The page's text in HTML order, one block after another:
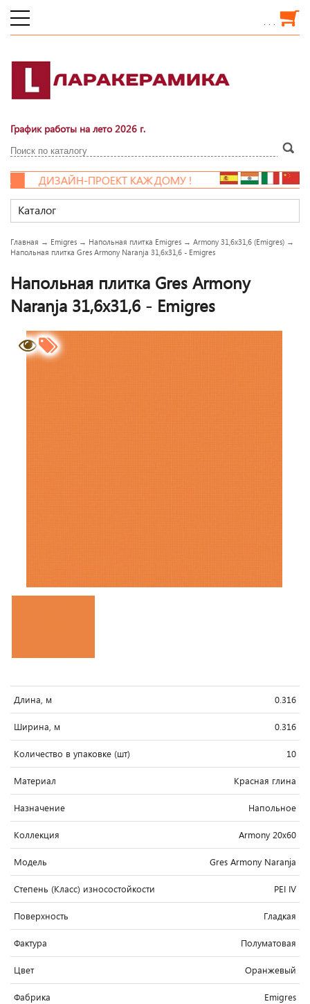
. . .
График работы на лето 2026 г.
ДИЗАЙН-ПРОЕКТ КАЖДОМУ !
Каталог
Главная → Emigres → Напольная плитка Emigres → Armony 31,6x31,6 (Emigres) →
Напольная плитка Gres Armony Naranja 31,6x31,6 - Emigres
Напольная плитка Gres Armony
Naranja 31,6x31,6 - Emigres
Длина, м 0.316
Ширина, м 0.316
Количество в упаковке (шт) 10
Материал Красная глина
Назначение Напольное
Коллекция Armony 20x60
Модель Gres Armony Naranja
Степень (Класс) износостойкости PEI IV
Поверхность Гладкая
Фактура Полуматовая
Цвет Оранжевый
Фабрика Emigres